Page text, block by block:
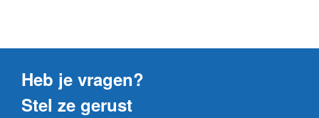
Heb je vragen?
Stel ze gerust